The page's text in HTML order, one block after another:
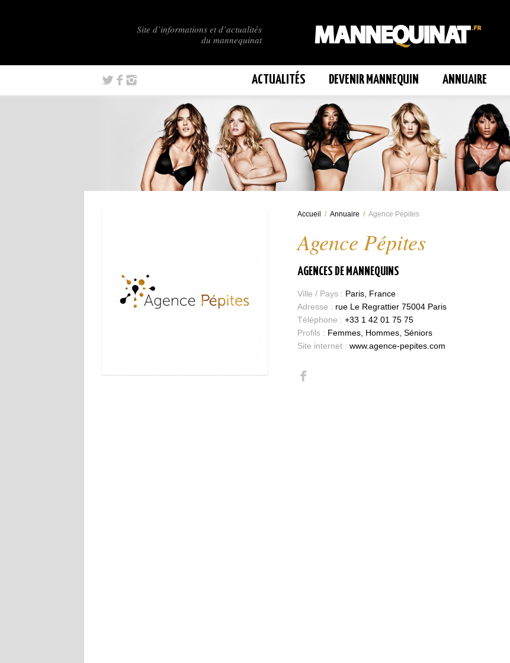
Site d’informations et d’actualités
du mannequinat
ACTUALITÉS DEVENIR MANNEQUIN ANNUAIRE
Accueil / Annuaire / Agence Pépites
Agence Pépites
AGENCES DE MANNEQUINS
Ville / Pays : Paris, France
Adresse : rue Le Regrattier 75004 Paris
Téléphone : +33 1 42 01 75 75
Profils : Femmes, Hommes, Séniors
Site internet : www.agence-pepites.com